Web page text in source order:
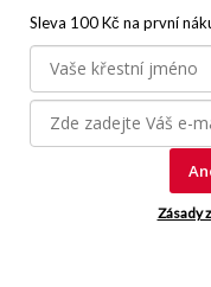
Jsme důvěryhodný
Obchodní
Sleva 100 Kč na první
Zásady